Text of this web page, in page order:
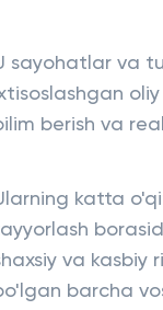
sayohatlar va
berish va
katta
va kasbiy
barcha